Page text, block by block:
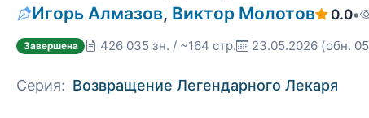
Игорь Алмазов, Виктор Молотов 0.0•
Завершена 426 035 зн. / ~164 стр. 23.05.2026 (обн.
Серия: Возвращение Легендарного Лекаря